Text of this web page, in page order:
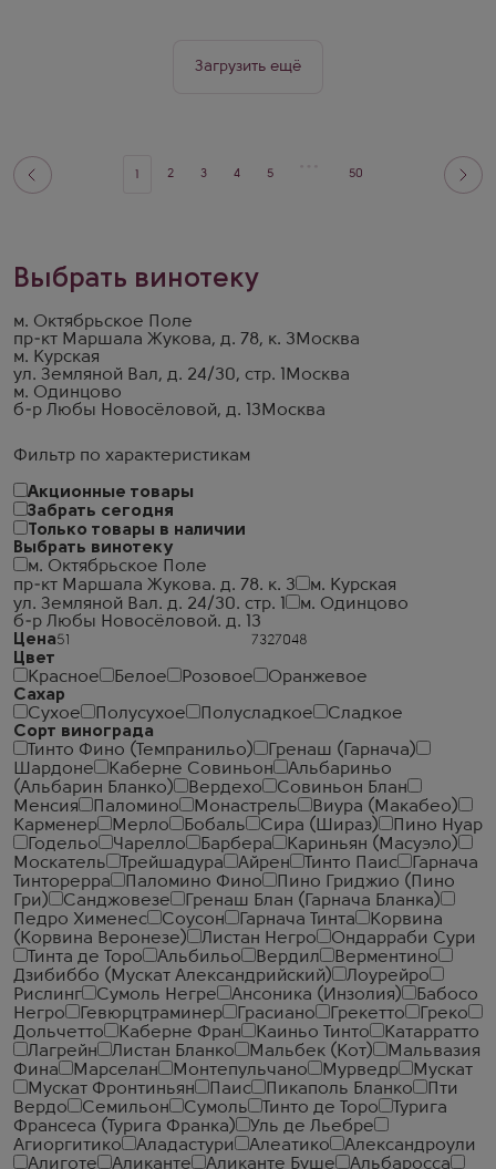
Фильтр по характеристикам
Акционные товары
Забрать сегодня
Только товары в наличии
Выбрать винотеку
м. Октябрьское Поле
пр-кт Маршала Жукова. д. 78. к. 3
м. Курская
ул. Земляной Вал. д. 24/30. стр. 1
м. Одинцово
б-р Любы Новосёловой. д. 13
Цена
Цвет
Красное
Белое Розовое
Оранжевое
Сахар
Сухое
Полусухое Полусладкое
Сладкое
Сорт винограда
Тинто Фино (Темпранильо)
Гренаш (Гарнача)
Шардоне
Каберне Совиньон
Альбариньо
(Альбарин Бланко)
Вердехо
Совиньон Блан
Менсия
Паломино Монастрель
Виура (Макабео)
Карменер
Мерло Бобаль Сира (Шираз)
Пино Нуар
Годельо
Чарелло Барбера
Кариньян (Масуэло)
Москатель
Трейшадура Айрен Тинто Паис
Гарнача
Тинторерра
Паломино Фино
Пино Гриджио (Пино
Гри)
Санджовезе
Гренаш Блан (Гарнача Бланка)
Педро Хименес
Соусон Гарнача Тинта
Корвина
(Корвина Веронезе)
Листан Негро
Ондарраби Сури
Тинта де Торо
Альбильо Вердил
Верментино
Дзибиббо (Мускат Александрийский)
Лоурейро
Рислинг
Сумоль Негре Ансоника (Инзолия)
Бабосо
Негро
Гевюрцтраминер Грасиано Грекетто
Греко
Дольчетто
Каберне Фран Каиньо Тинто
Катарратто
Лагрейн
Листан Бланко Мальбек (Кот)
Мальвазия
Фина
Марселан Монтепульчано Мурведр
Мускат
Мускат Фронтиньян
Паис Пикаполь Бланко
Пти
Вердо
Семильон Сумоль Тинто де Торо
Турига
Франсеса (Турига Франка)
Уль де Льебре
Агиоргитико
Аладастури Алеатико
Александроули
Алиготе
Аликанте Аликанте Буше
Альбаросса
Загрузить ещё
2 3 4 5 50
Выбрать винотеку
м. Октябрьское Поле
пр-кт Маршала Жукова, д. 78, к. 3 Москва
м. Курская
ул. Земляной Вал, д. 24/30, стр. 1
Москва
м. Одинцово
б-р Любы Новосёловой, д. 13 Москва